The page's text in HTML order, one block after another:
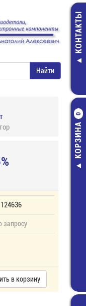
КОНТАКТЫ
КОРЗИНА
0
124636
запросу
в корзину